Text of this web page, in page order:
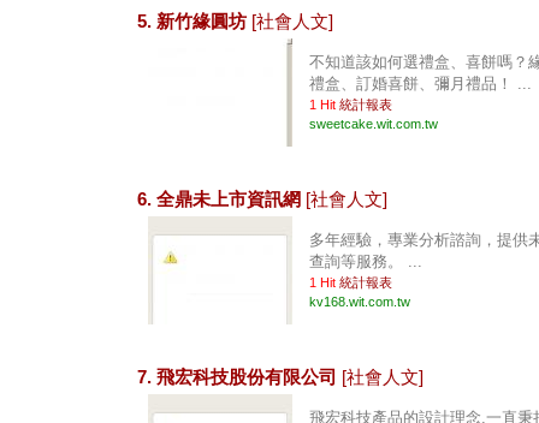
5. 新竹緣圓坊 [社會人文]
不知道該如何選禮盒、喜餅嗎？
禮盒、訂婚喜餅、彌月禮品！ ...
1 Hit 統計報表
sweetcake.wit.com.tw
6. 全鼎未上市資訊網 [社會人文]
多年經驗，專業分析諮詢，提供
查詢等服務。 ...
1 Hit 統計報表
kv168.wit.com.tw
7. 飛宏科技股份有限公司 [社會人文]
飛宏科技產品的設計理念,一直